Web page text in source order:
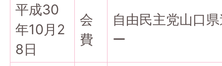
平成30
年10月2
8日
会
費
自由民主党山口
ー